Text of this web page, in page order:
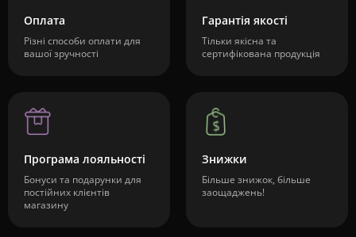
Оплата
Різні способи оплати для
вашої зручності
Гарантія якості
Тільки якісна та
сертифікована продукція
Програма лояльності
Бонуси та подарунки для
постійних клієнтів
магазину
Знижки
Більше знижок, більше
заощаджень!